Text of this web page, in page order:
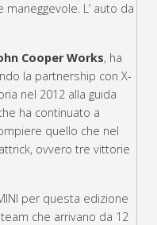
L’ auto da
Cooper Works, ha
la partnership con X-
nel 2012 alla guida
ha continuato a
quello che nel
ovvero tre vittorie
per questa edizione
che arrivano da 12